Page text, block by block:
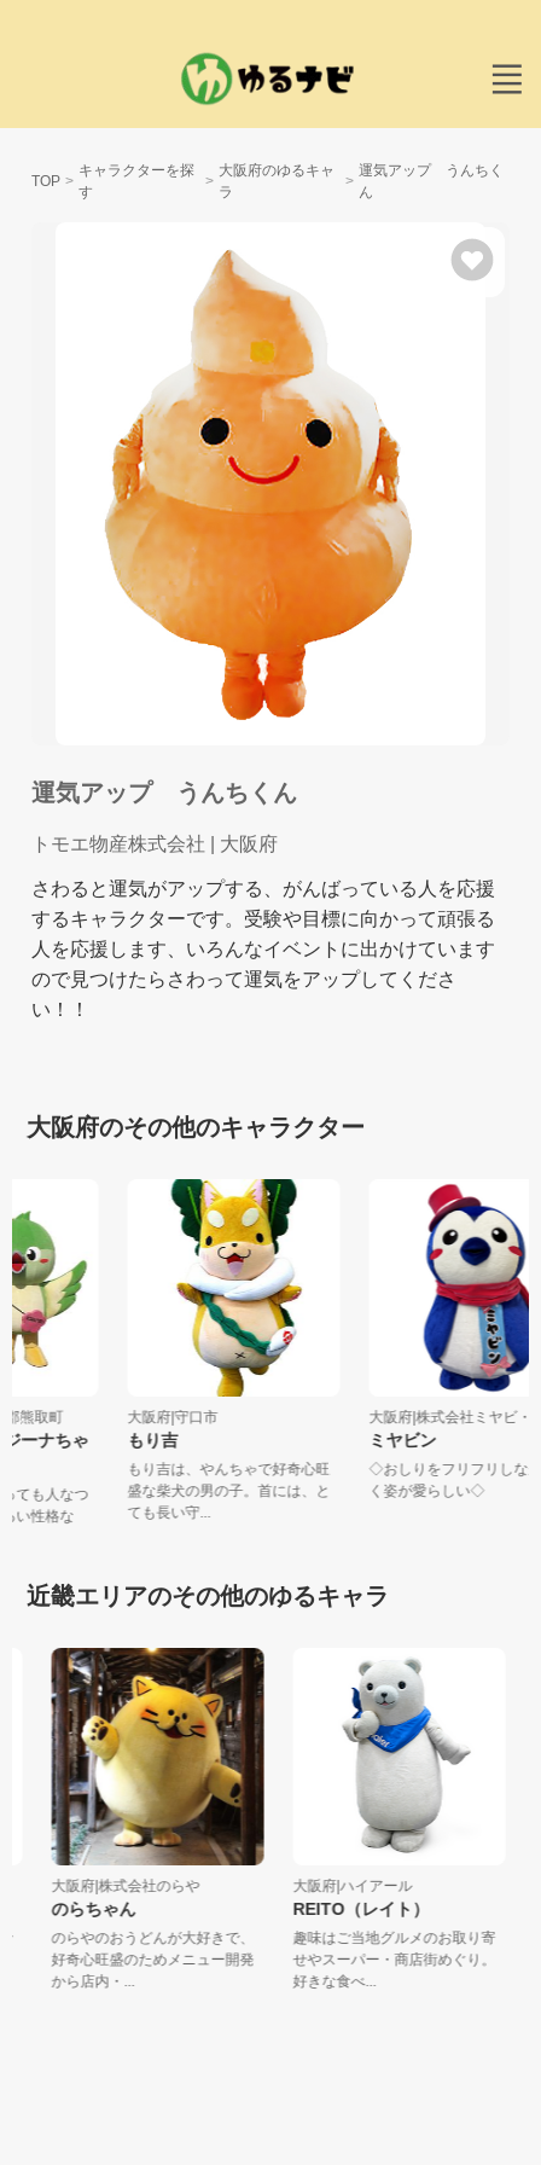
TOP
キャラクターを探
す
大阪府のゆるキャ
ラ
運気アップ うんちく
ん
運気アップ うんちくん
トモエ物産株式会社 | 大阪府
さわると運気がアップする、がんばっている人を応援
するキャラクターです。受験や目標に向かって頑張る
人を応援します、いろんなイベントに出かけています
ので見つけたらさわって運気をアップしてくださ
い！！
大阪府のその他のキャラクター
郡熊取町
ジーナちゃ
っても人なつ
るい性格な
大阪府|守口市
もり吉
もり吉は、やんちゃで好奇心旺
盛な柴犬の男の子。首には、と
ても長い守...
大阪府|株式会社ミヤビ
ミヤビン
◇おしりをフリフリし
く姿が愛らしい◇
近畿エリアのその他のゆるキャラ
大阪府|株式会社のらや
のらちゃん
のらやのおうどんが大好きで、
好奇心旺盛のためメニュー開発
から店内・...
大阪府|ハイアール
REITO（レイト）
趣味はご当地グルメのお取り寄
せやスーパー・商店街めぐり。
好きな食べ...